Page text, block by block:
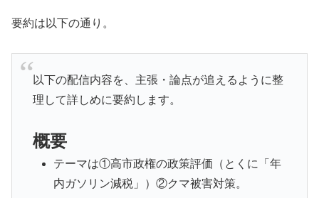
要約は以下の通り。
以下の配信内容を、主張・論点が追えるように整
理して詳しめに要約します。
概要
テーマは①高市政権の政策評価（とくに「年
内ガソリン減税」）②クマ被害対策。